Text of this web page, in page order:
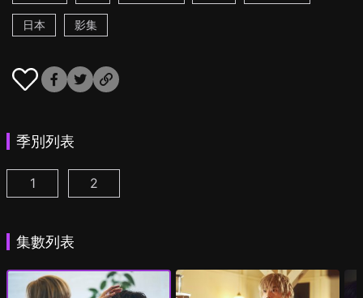
日本 影集
季別列表
25時，赤坂見 第1集
1 25時，赤坂見 第2季 第1集
2
集數列表